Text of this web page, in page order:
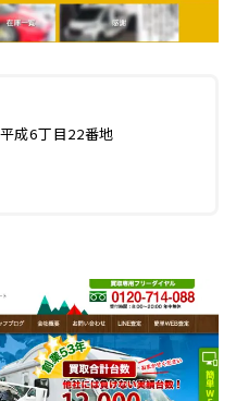
6丁目22番地